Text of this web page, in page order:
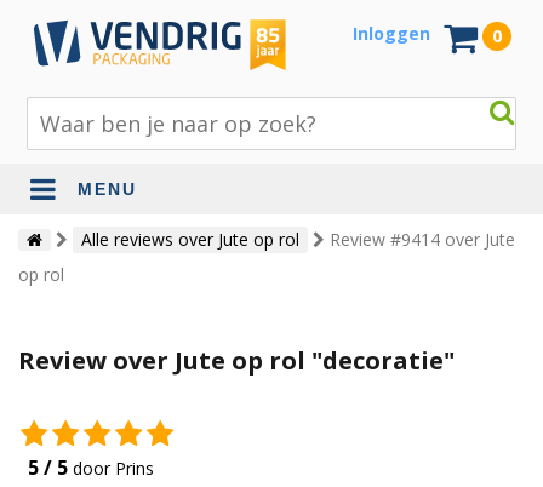
Inloggen 0
MENU
Beschermingsmateriaal
Bouw- en tuinmaterialen
Papier en karton
Tape en stickers
Alle reviews over Jute op rol
Review #9414 over Jute
op rol
Review over Jute op rol "decoratie"
5 / 5 door Prins